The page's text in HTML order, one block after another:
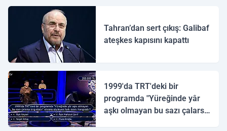
Tahran’dan sert çıkış: Galibaf
ateşkes kapısını kapattı
1999'da TRT'deki bir
programda "Yüreğinde yâr
aşkı olmayan bu sazı çalarsa